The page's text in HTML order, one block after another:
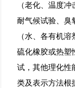
（老化、温度
耐气候试验、臭
（水、各有机
硫化橡胶或热塑
试，其他理化性
类及表示方法根